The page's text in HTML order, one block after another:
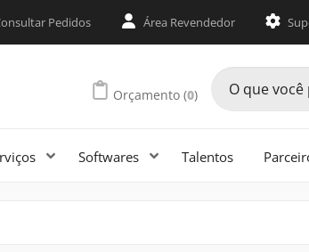
Pedidos Área Revendedor
Orçamento (0)
Softwares Talentos